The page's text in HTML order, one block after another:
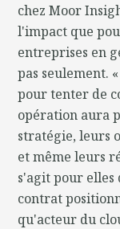
chez Moor
l'impact que
entreprises en
pas seulement.
pour tenter de
opération aura
stratégie, leurs
et même leurs
s'agit pour elles
contrat
qu'acteur du